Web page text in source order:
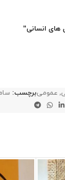
های انسانی”
, عمومیبرچسب: